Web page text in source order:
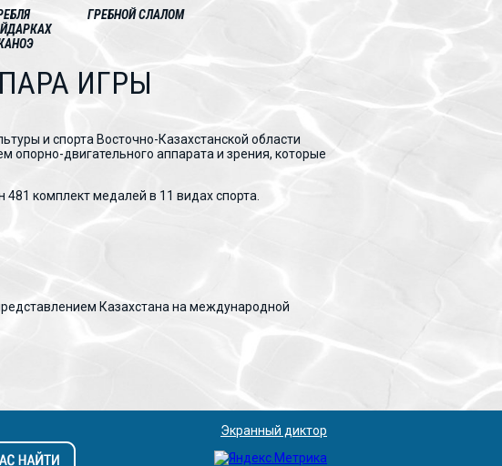
ГРЕБНОЙ СЛАЛОМ
ИГРЫ
и спорта Восточно-Казахстанской области
опорно-двигательного аппарата и зрения, которые
комплект медалей в 11 видах спорта.
Казахстана на международной
Экранный диктор